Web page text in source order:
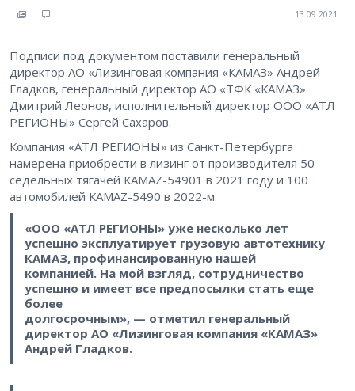
13.09.2021
Подписи под документом поставили генеральный
директор АО «Лизинговая компания «КАМАЗ» Андрей
Гладков, генеральный директор АО «ТФК «КАМАЗ»
Дмитрий Леонов, исполнительный директор ООО «АТЛ
РЕГИОНЫ» Сергей Сахаров.
Компания «АТЛ РЕГИОНЫ» из Санкт-Петербурга
намерена приобрести в лизинг от производителя 50
седельных тягачей КАМАZ-54901 в 2021 году и 100
автомобилей КАМАZ-5490 в 2022-м.
«ООО «АТЛ РЕГИОНЫ» уже несколько лет
успешно эксплуатирует грузовую автотехнику
КАМАЗ, профинансированную нашей
компанией. На мой взгляд, сотрудничество
успешно и имеет все предпосылки стать еще
более
долгосрочным», — отметил генеральный
директор АО «Лизинговая компания «КАМАЗ»
Андрей Гладков.